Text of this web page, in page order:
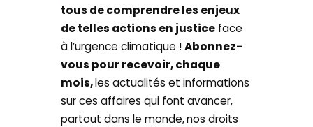
tous de comprendre les enjeux
de telles actions en justice face
à l’urgence climatique !Abonnez-
vous pour recevoir, chaque
mois,les actualités et informations
sur ces affaires qui font avancer,
partout dans le monde,nos droits